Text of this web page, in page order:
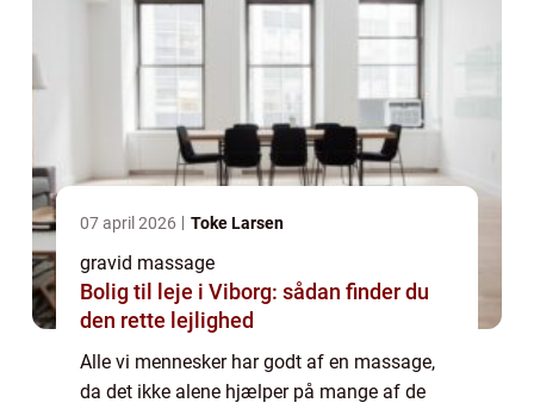
07 april 2026 Toke Larsen
gravid massage
Bolig til leje i Viborg: sådan finder du
den rette lejlighed
Alle vi mennesker har godt af en massage,
da det ikke alene hjælper på mange af de